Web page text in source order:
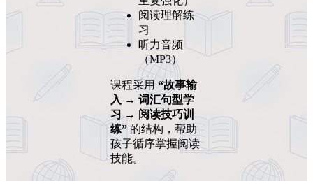
阅读理解练
习
听力音频
（MP3）
课程采用 “故事输
入 → 词汇句型学
习 → 阅读技巧训
练” 的结构，帮助
孩子循序掌握阅读
技能。